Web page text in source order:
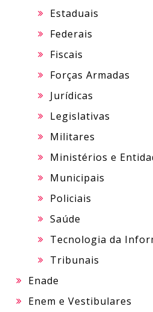
Estaduais
Federais
Fiscais
Forças Armadas
Jurídicas
Legislativas
Militares
Ministérios e
Municipais
Policiais
Saúde
Tecnologia da
Tribunais
Enade
Enem e Vestibulares